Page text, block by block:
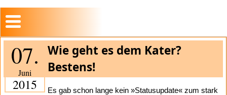
07.
Juni
2015
Wie geht es dem Kater?
Bestens!
Es gab schon lange kein »Statusupdate« zum stark